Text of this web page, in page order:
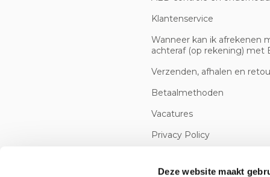
Deze website maakt
Klantenservice
Wanneer kan ik afrekenen
achteraf (op rekening) met
Verzenden, afhalen en
Betaalmethoden
Vacatures
Privacy Policy